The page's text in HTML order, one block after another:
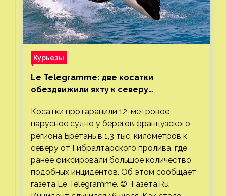
Курьезы
Le Telegramme: две косатки
обездвижили яхту к северу
Косатки протаранили 12-метровое
парусное судно у берегов французского
региона Бретань в 1,3 тыс. километров к
северу от Гибралтарского пролива, где
ранее фиксировали большое количество
подобных инцидентов. Об этом сообщает
газета Le Telegramme. © Газета.Ru